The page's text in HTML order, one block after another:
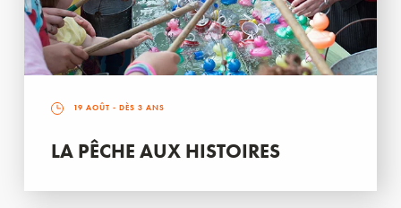
19 AOÛT - DÈS 3 ANS
LA PÊCHE AUX HISTOIRES